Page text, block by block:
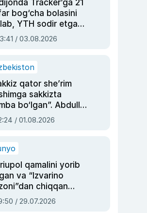
Tracker’ga 21
bog‘cha bolasini
YTH sodir etgan
sud hukmi o‘qildi
/ 03.08.2026
qator she’rim
sakkizta
bo‘lgan”. Abdulla
siyosiy
asrab
/ 01.08.2026
qamalini yorib
va “Izvarino
chiqqan
— Ukraina
bosh
/ 29.07.2026